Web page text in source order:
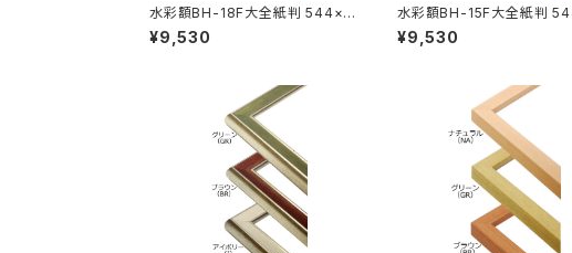
水彩額BH-18F大全紙判 544×7
26ミリ
¥9,530
水彩額BH-15F大全紙判
26ミリ
¥9,530